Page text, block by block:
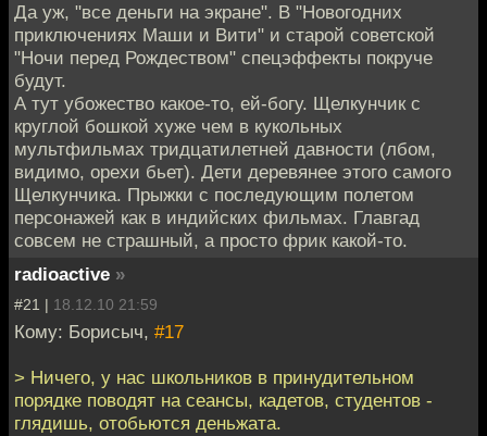
Да уж, "все деньги на экране". В "Новогодних
приключениях Маши и Вити" и старой советской
"Ночи перед Рождеством" спецэффекты покруче
будут.
А тут убожество какое-то, ей-богу. Щелкунчик с
круглой бошкой хуже чем в кукольных
мультфильмах тридцатилетней давности (лбом,
видимо, орехи бьет). Дети деревянее этого самого
Щелкунчика. Прыжки с последующим полетом
персонажей как в индийских фильмах. Главгад
совсем не страшный, а просто фрик какой-то.
radioactive »
#21 | 18.12.10 21:59
Кому: Борисыч, #17
> Ничего, у нас школьников в принудительном
порядке поводят на сеансы, кадетов, студентов -
глядишь, отобьются деньжата.